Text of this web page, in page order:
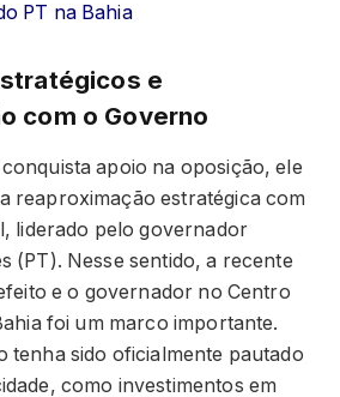
PT na Bahia
e
com o Governo
apoio na oposição, ele
reaproximação estratégica com
liderado pelo governador
(PT). Nesse sentido, a recente
e o governador no Centro
foi um marco importante.
tenha sido oficialmente pautado
como investimentos em